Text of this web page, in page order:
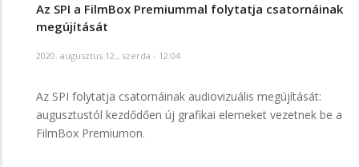
Az SPI a FilmBox Premiummal folytatja csatornáinak
megújítását
2020. augusztus 12., szerda - 12:04
Az SPI folytatja csatornáinak audiovizuális megújítását:
augusztustól kezdődően új grafikai elemeket vezetnek be a
FilmBox Premiumon.